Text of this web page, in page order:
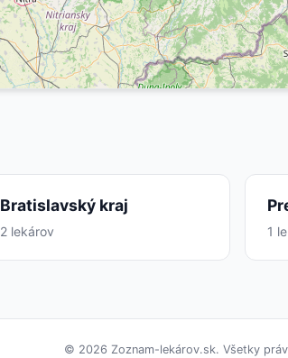
Bratislavský kraj
2 lekárov 1
© 2026 Zoznam-lekárov.sk. Všetky